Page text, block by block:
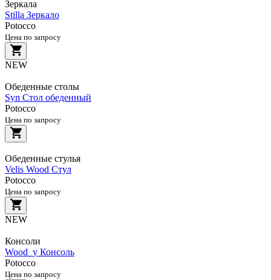
Зеркала
Stilla Зеркало
Potocco
Цена по запросу
NEW
Обеденные столы
Syn Стол обеденный
Potocco
Цена по запросу
Обеденные стулья
Velis Wood Стул
Potocco
Цена по запросу
NEW
Консоли
Wood_y Консоль
Potocco
Цена по запросу